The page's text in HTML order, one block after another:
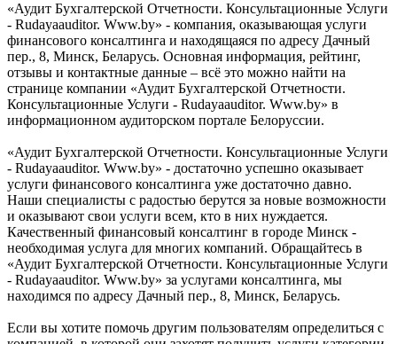
«Аудит Бухгалтерской Отчетности. Консультационные Услуги
- Rudayaauditor. Www.by» - компания, оказывающая услуги
финансового консалтинга и находящаяся по адресу Дачный
пер., 8, Минск, Беларусь. Основная информация, рейтинг,
отзывы и контактные данные – всё это можно найти на
странице компании «Аудит Бухгалтерской Отчетности.
Консультационные Услуги - Rudayaauditor. Www.by» в
информационном аудиторском портале Белоруссии.
«Аудит Бухгалтерской Отчетности. Консультационные Услуги
- Rudayaauditor. Www.by» - достаточно успешно оказывает
услуги финансового консалтинга уже достаточно давно.
Наши специалисты с радостью берутся за новые возможности
и оказывают свои услуги всем, кто в них нуждается.
Качественный финансовый консалтинг в городе Минск -
необходимая услуга для многих компаний. Обращайтесь в
«Аудит Бухгалтерской Отчетности. Консультационные Услуги
- Rudayaauditor. Www.by» за услугами консалтинга, мы
находимся по адресу Дачный пер., 8, Минск, Беларусь.
Если вы хотите помочь другим пользователям определиться с